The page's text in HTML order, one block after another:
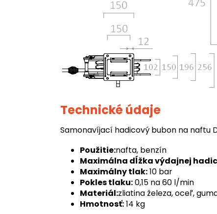
Technické údaje
Samonavíjací hadicový bubon na naftu
Použitie:nafta, benzín
Maximálna dĺžka výdajnej
Maximálny tlak:10 bar
Pokles tlaku:0,15 na 60 l/min
Materiál:zliatina železa, oceľ,
Hmotnosť:14 kg